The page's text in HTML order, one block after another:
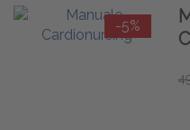
-5%